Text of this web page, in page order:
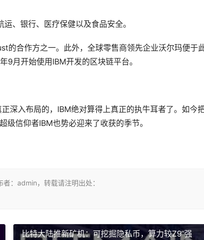
、银行、医疗保健以及食品安全。
的合作方之一。此外，全球零售商领先企业沃尔玛便于
9月开始使用IBM开发的区块链平台。
深入布局的，IBM绝对算得上真正的执牛耳者了。如今
信仰者IBM也势必迎来了收获的季节。
：admin，转载请注明出处：
比特大陆推新矿机：可挖掘隐私币，算力较Z9“强